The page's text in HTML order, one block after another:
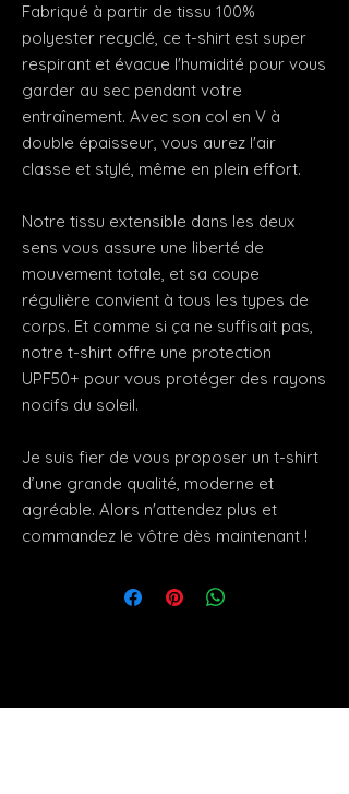
Fabriqué à partir de tissu 100%
polyester recyclé, ce t-shirt est super
respirant et évacue l'humidité pour vous
garder au sec pendant votre
entraînement. Avec son col en V à
double épaisseur, vous aurez l'air
classe et stylé, même en plein effort.
Notre tissu extensible dans les deux
sens vous assure une liberté de
mouvement totale, et sa coupe
régulière convient à tous les types de
corps. Et comme si ça ne suffisait pas,
notre t-shirt offre une protection
UPF50+ pour vous protéger des rayons
nocifs du soleil.
Je suis fier de vous proposer un t-shirt
d’une grande qualité, moderne et
agréable. Alors n'attendez plus et
commandez le vôtre dès maintenant !